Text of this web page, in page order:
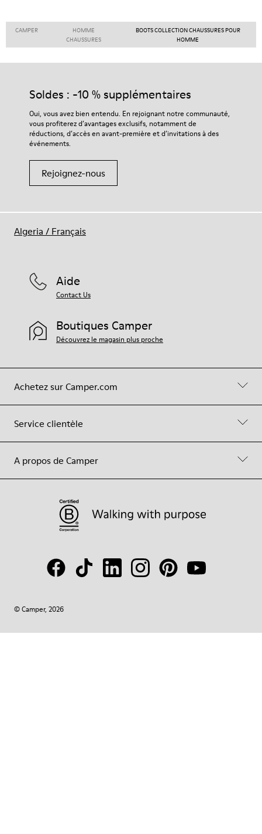
CAMPER
HOMME
CHAUSSURES
BOOTS COLLECTION CHAUSSURES POUR
HOMME
Soldes : -10 % supplémentaires
Oui, vous avez bien entendu. En rejoignant notre communauté,
vous profiterez d’avantages exclusifs, notamment de
réductions, d’accès en avant-première et d’invitations à des
événements.
Rejoignez-nous
Achetez sur Camper.com
Service clientèle
A propos de Camper
Aide
Contact Us
Boutiques Camper
Découvrez le magasin plus proche
© Camper, 2026
Algeria / Français